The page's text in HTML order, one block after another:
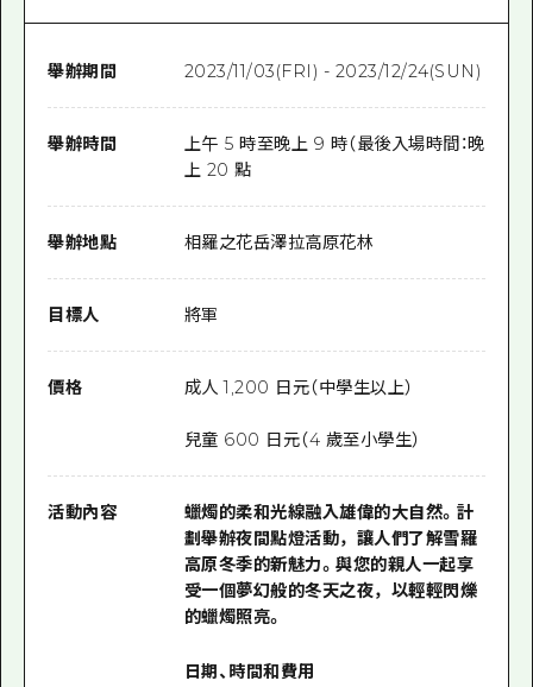
舉辦期間 2023/11/03(FRI) - 2023/12/24(SUN)
舉辦時間
上午 5 時至晚上 9 時（最後入場時間：晚
上 20 點
舉辦地點 相羅之花岳澤拉高原花林
目標人 將軍
價格 成人 1,200 日元（中學生以上）
兒童 600 日元（4 歲至小學生）
活動內容
蠟燭的柔和光線融入雄偉的大自然。計
劃舉辦夜間點燈活動，讓人們了解雪羅
高原冬季的新魅力。與您的親人一起享
受一個夢幻般的冬天之夜，以輕輕閃爍
的蠟燭照亮。
日期、時間和費用